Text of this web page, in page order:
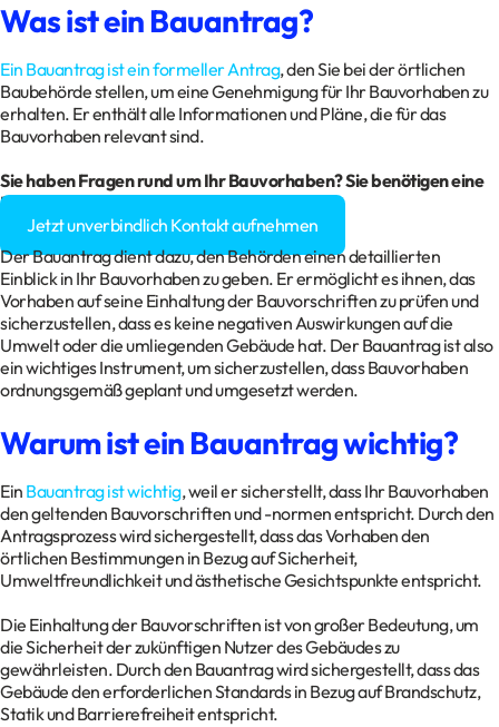
Was ist ein Bauantrag?
Ein Bauantrag ist ein formeller Antrag, den Sie bei der örtlichen
Baubehörde stellen, um eine Genehmigung für Ihr Bauvorhaben zu
erhalten. Er enthält alle Informationen und Pläne, die für das
Bauvorhaben relevant sind.
Sie haben Fragen rund um Ihr Bauvorhaben? Sie benötigen eine
Baugenehmigung?
Jetzt unverbindlich Kontakt aufnehmen
Der Bauantrag dient dazu, den Behörden einen detaillierten
Einblick in Ihr Bauvorhaben zu geben. Er ermöglicht es ihnen, das
Vorhaben auf seine Einhaltung der Bauvorschriften zu prüfen und
sicherzustellen, dass es keine negativen Auswirkungen auf die
Umwelt oder die umliegenden Gebäude hat. Der Bauantrag ist also
ein wichtiges Instrument, um sicherzustellen, dass Bauvorhaben
ordnungsgemäß geplant und umgesetzt werden.
Warum ist ein Bauantrag wichtig?
Ein Bauantrag ist wichtig, weil er sicherstellt, dass Ihr Bauvorhaben
den geltenden Bauvorschriften und -normen entspricht. Durch den
Antragsprozess wird sichergestellt, dass das Vorhaben den
örtlichen Bestimmungen in Bezug auf Sicherheit,
Umweltfreundlichkeit und ästhetische Gesichtspunkte entspricht.
Die Einhaltung der Bauvorschriften ist von großer Bedeutung, um
die Sicherheit der zukünftigen Nutzer des Gebäudes zu
gewährleisten. Durch den Bauantrag wird sichergestellt, dass das
Gebäude den erforderlichen Standards in Bezug auf Brandschutz,
Statik und Barrierefreiheit entspricht.